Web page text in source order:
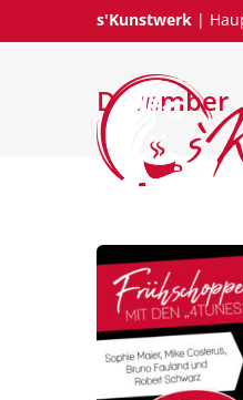
s'Kunstwerk |
Dezember